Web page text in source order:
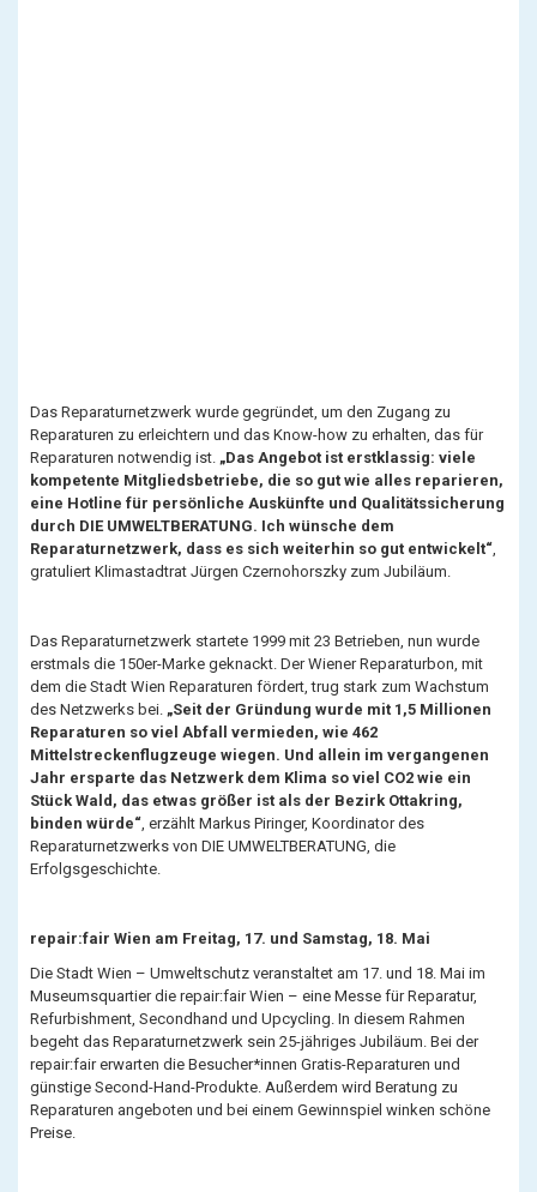
Das Reparaturnetzwerk wurde gegründet, um den Zugang zu
Reparaturen zu erleichtern und das Know-how zu erhalten, das für
Reparaturen notwendig ist. „Das Angebot ist erstklassig: viele
kompetente Mitgliedsbetriebe, die so gut wie alles reparieren,
eine Hotline für persönliche Auskünfte und Qualitätssicherung
durch DIE UMWELTBERATUNG. Ich wünsche dem
Reparaturnetzwerk, dass es sich weiterhin so gut entwickelt“,
gratuliert Klimastadtrat Jürgen Czernohorszky zum Jubiläum.
Das Reparaturnetzwerk startete 1999 mit 23 Betrieben, nun wurde
erstmals die 150er-Marke geknackt. Der Wiener Reparaturbon, mit
dem die Stadt Wien Reparaturen fördert, trug stark zum Wachstum
des Netzwerks bei. „Seit der Gründung wurde mit 1,5 Millionen
Reparaturen so viel Abfall vermieden, wie 462
Mittelstreckenflugzeuge wiegen. Und allein im vergangenen
Jahr ersparte das Netzwerk dem Klima so viel CO2 wie ein
Stück Wald, das etwas größer ist als der Bezirk Ottakring,
binden würde“, erzählt Markus Piringer, Koordinator des
Reparaturnetzwerks von DIE UMWELTBERATUNG, die
Erfolgsgeschichte.
repair:fair Wien am Freitag, 17. und Samstag, 18. Mai
Die Stadt Wien – Umweltschutz veranstaltet am 17. und 18. Mai im
Museumsquartier die repair:fair Wien – eine Messe für Reparatur,
Refurbishment, Secondhand und Upcycling. In diesem Rahmen
begeht das Reparaturnetzwerk sein 25-jähriges Jubiläum. Bei der
repair:fair erwarten die Besucher*innen Gratis-Reparaturen und
günstige Second-Hand-Produkte. Außerdem wird Beratung zu
Reparaturen angeboten und bei einem Gewinnspiel winken schöne
Preise.